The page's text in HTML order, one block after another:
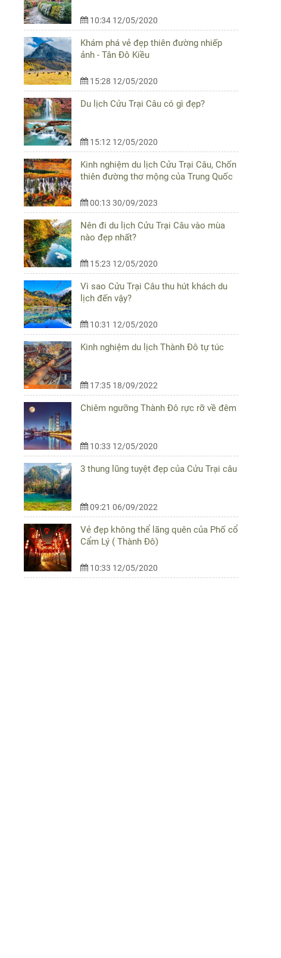
10:34 12/05/2020
Khám phá vẻ đẹp thiên đường nhiếp
ảnh - Tân Đô Kiều
15:28 12/05/2020
Du lịch Cửu Trại Câu có gì đẹp?
15:12 12/05/2020
Kinh nghiệm du lịch Cửu Trại Câu, Chốn
thiên đường thơ mộng của Trung Quốc
00:13 30/09/2023
Nên đi du lịch Cửu Trại Câu vào mùa
nào đẹp nhất?
15:23 12/05/2020
Vì sao Cửu Trại Câu thu hút khách du
lịch đến vậy?
10:31 12/05/2020
Kinh nghiệm du lịch Thành Đô tự túc
17:35 18/09/2022
Chiêm ngưỡng Thành Đô rực rỡ về đêm
10:33 12/05/2020
3 thung lũng tuyệt đẹp của Cửu Trại câu
09:21 06/09/2022
Vẻ đẹp không thể lãng quên của Phố cổ
Cẩm Lý ( Thành Đô)
10:33 12/05/2020